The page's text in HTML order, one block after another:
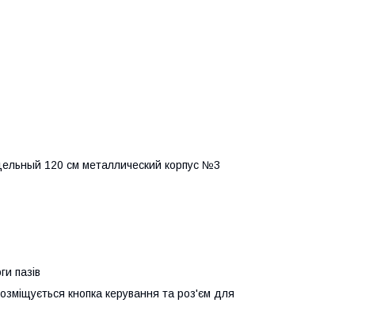
пазів
кнопка керування та роз'єм для